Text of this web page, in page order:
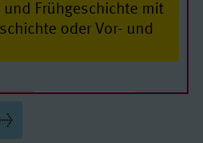
Passende Seiten
Frühgeschichte mit
oder Vor- und